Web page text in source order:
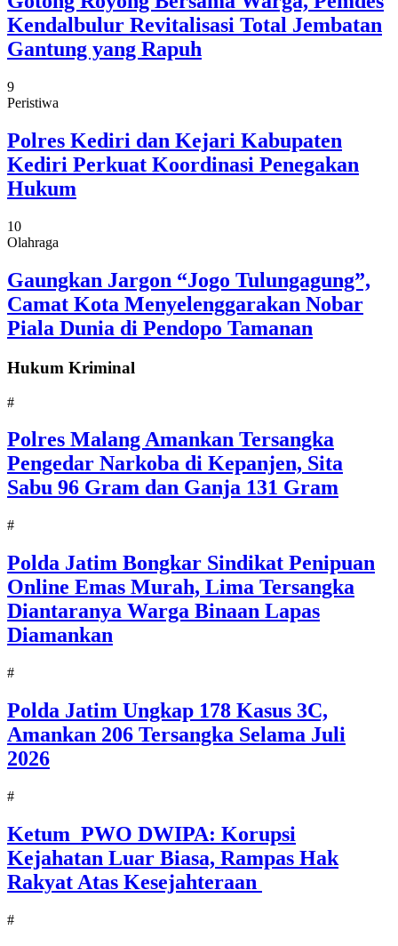
Kendalbulur Revitalisasi Total Jembatan
Gantung yang Rapuh
9
Peristiwa
Polres Kediri dan Kejari Kabupaten
Kediri Perkuat Koordinasi Penegakan
Hukum
10
Olahraga
Gaungkan Jargon “Jogo Tulungagung”,
Camat Kota Menyelenggarakan Nobar
Piala Dunia di Pendopo Tamanan
Hukum Kriminal
#
Polres Malang Amankan Tersangka
Pengedar Narkoba di Kepanjen, Sita
Sabu 96 Gram dan Ganja 131 Gram
#
Polda Jatim Bongkar Sindikat Penipuan
Online Emas Murah, Lima Tersangka
Diantaranya Warga Binaan Lapas
Diamankan
#
Polda Jatim Ungkap 178 Kasus 3C,
Amankan 206 Tersangka Selama Juli
2026
#
Ketum PWO DWIPA: Korupsi
Kejahatan Luar Biasa, Rampas Hak
Rakyat Atas Kesejahteraan
#